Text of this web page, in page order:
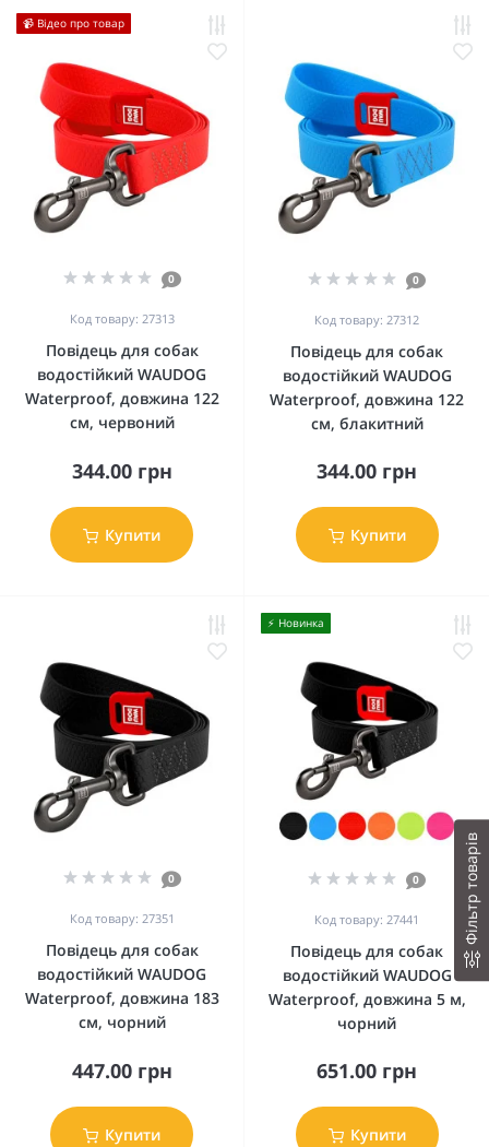
Фільтр товарів
📹 Відео про товар
0
Код товару: 27313
Повідець для собак
водостійкий WAUDOG
Waterproof, довжина 122
см, червоний
344.00 грн
Купити
0
Код товару: 27312
Повідець для собак
водостійкий WAUDOG
Waterproof, довжина 122
см, блакитний
344.00 грн
Купити
0
Код товару: 27351
Повідець для собак
водостійкий WAUDOG
Waterproof, довжина 183
см, чорний
447.00 грн
Купити
⚡️ Новинка
0
Код товару: 27441
Повідець для собак
водостійкий WAUDOG
Waterproof, довжина 5 м,
чорний
651.00 грн
Купити